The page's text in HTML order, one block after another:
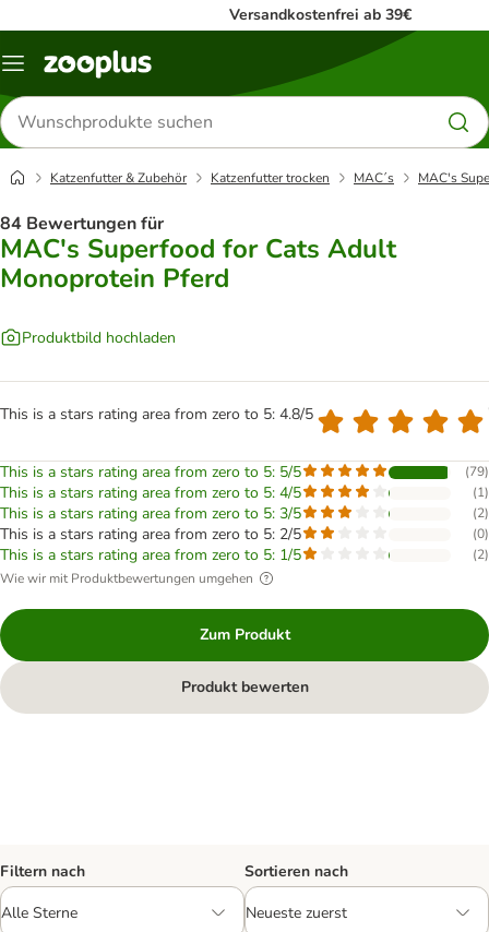
Versandkostenfrei ab 39€
Menü
Produkte
suchen
Katzenfutter & Zubehör Katzenfutter trocken MAC´s MAC's
84 Bewertungen für
MAC's Superfood for Cats Adult
Monoprotein Pferd
Produktbild hochladen
This is a stars rating area from zero to 5: 4.8/5
This is a stars rating area from zero to 5: 5/5 (79)
This is a stars rating area from zero to 5: 4/5 (1)
This is a stars rating area from zero to 5: 3/5 (2)
This is a stars rating area from zero to 5: 2/5 (0)
This is a stars rating area from zero to 5: 1/5 (2)
Wie wir mit Produktbewertungen umgehen
Zum Produkt
Produkt bewerten
Filtern nach Sortieren nach